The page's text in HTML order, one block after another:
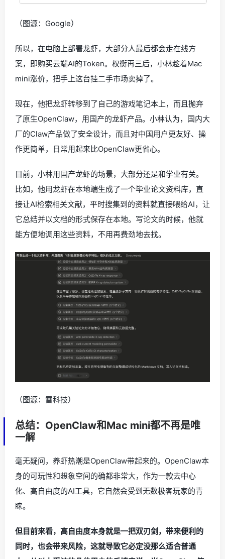
（图源：Google）
所以，在电脑上部署龙虾，大部分人最后都会走在线方
案，即购买云端AI的Token。权衡再三后，小林趁着Mac
mini涨价，把手上这台挂二手市场卖掉了。
现在，他把龙虾转移到了自己的游戏笔记本上，而且抛弃
了原生OpenClaw，用国产的龙虾产品。小林认为，国内大
厂的Claw产品做了安全设计，而且对中国用户更友好、操
作更简单，日常用起来比OpenClaw更省心。
目前，小林用国产龙虾的场景，大部分还是和学业有关。
比如，他用龙虾在本地端生成了一个毕业论文资料库，直
接让AI检索相关文献，平时搜集到的资料就直接喂给AI，让
它总结并以文档的形式保存在本地。写论文的时候，他就
能方便地调用这些资料，不用再费劲地去找。
（图源：雷科技）
总结：OpenClaw和Mac mini都不再是唯
一解
毫无疑问，养虾热潮是OpenClaw带起来的。OpenClaw本
身的可玩性和想象空间的确都非常大，作为一款去中心
化、高自由度的AI工具，它自然会受到无数极客玩家的青
睐。
但目前来看，高自由度本身就是一把双刃剑，带来便利的
同时，也会带来风险，这就导致它必定没那么适合普通